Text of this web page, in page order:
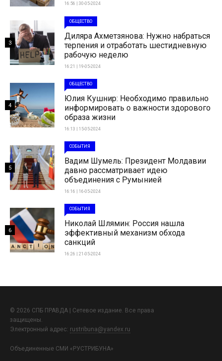
16:56 | 30-05-2024
ОБЩЕСТВО
Диляра Ахметзянова: Нужно набраться
терпения и отработать шестидневную
рабочую неделю
16:21 | 19-05-2024
3
ОБЩЕСТВО
Юлия Кушнир: Необходимо правильно
информировать о важности здорового
образа жизни
16:13 | 15-05-2024
4
СОБЫТИЯ
Вадим Шумель: Президент Молдавии
давно рассматривает идею
объединения с Румынией
16:16 | 16-05-2024
5
СОБЫТИЯ
Николай Шлямин: Россия нашла
эффективный механизм обхода
санкций
16:26 | 21-05-2024
6
© 2026 СПБ ПРАВДА | Сетевое издание. Все права
защищены.
Электронный адрес: rustribuna@yandex.ru
Объединенные СМИ «РУСТРИБУНА»